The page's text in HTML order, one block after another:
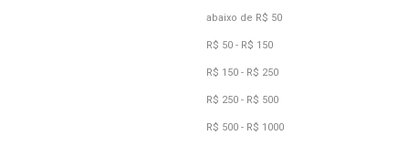
abaixo de R$ 50
R$ 50 - R$ 150
R$ 150 - R$ 250
R$ 250 - R$ 500
R$ 500 - R$ 1000